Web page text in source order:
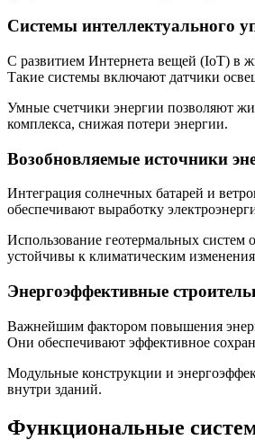
Системы интеллектуального
С развитием Интернета вещей (IoT) в
Такие системы включают датчики
Умные счетчики энергии позволяют
комплекса, снижая потери энергии.
Возобновляемые источники
Интеграция солнечных батарей и
обеспечивают выработку
Использование геотермальных систем
устойчивы к климатическим
Энергоэффективные
Важнейшим фактором повышения
Они обеспечивают эффективное
Модульные конструкции и
внутри зданий.
Функциональные